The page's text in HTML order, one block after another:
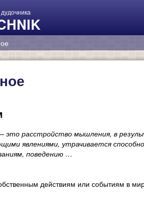
это расстройство мышления, в
явлениями, утрачивается
поведению …
действиям или событиям в